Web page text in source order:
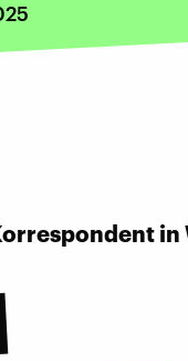
in